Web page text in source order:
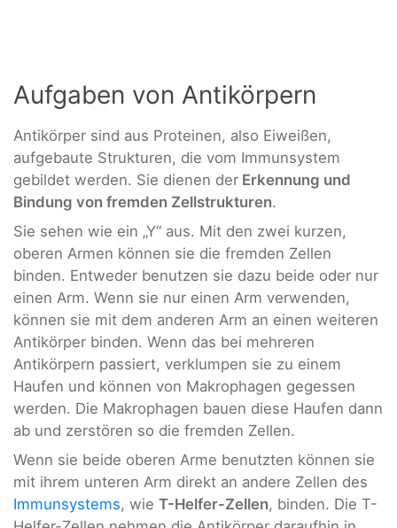
Aufgaben von Antikörpern
Antikörper sind aus Proteinen, also Eiweißen,
aufgebaute Strukturen, die vom Immunsystem
gebildet werden. Sie dienen der Erkennung und
Bindung von fremden Zellstrukturen.
Sie sehen wie ein „Y“ aus. Mit den zwei kurzen,
oberen Armen können sie die fremden Zellen
binden. Entweder benutzen sie dazu beide oder nur
einen Arm. Wenn sie nur einen Arm verwenden,
können sie mit dem anderen Arm an einen weiteren
Antikörper binden. Wenn das bei mehreren
Antikörpern passiert, verklumpen sie zu einem
Haufen und können von Makrophagen gegessen
werden. Die Makrophagen bauen diese Haufen dann
ab und zerstören so die fremden Zellen.
Wenn sie beide oberen Arme benutzten können sie
mit ihrem unteren Arm direkt an andere Zellen des
Immunsystems, wie T-Helfer-Zellen, binden. Die T-